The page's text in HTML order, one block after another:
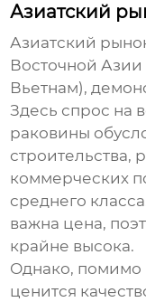
Азиатский
Азиатский
Восточной
Вьетнам),
Здесь спрос на
раковины
строительства,
коммерческих
среднего
важна цена,
крайне высока.
Однако, помимо
ценится